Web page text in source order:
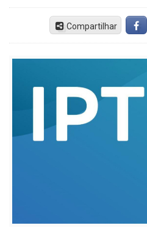
Compartilhar